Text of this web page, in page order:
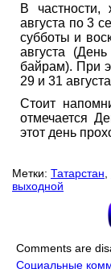
В
августа по 3
субботы и
августа
байрам). При
29 и 31
Стоит
отмечается
этот день
Метки: Татарстан
выходной
Comments are
Социальные